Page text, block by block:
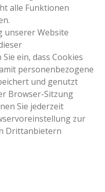
alle Funktionen
Website
ein, dass Cookies
personenbezogene
und genutzt
Browser-Sitzung
Sie jederzeit
zur
Drittanbietern